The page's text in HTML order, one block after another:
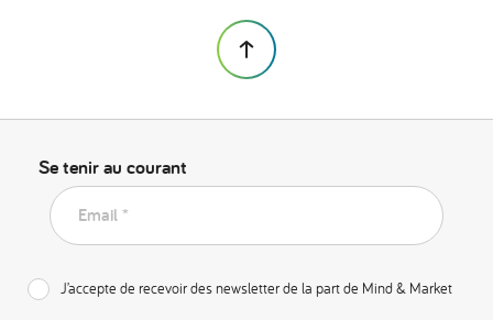
Se tenir au courant
Email *
J’accepte de recevoir des newsletter de la part de Mind & Market